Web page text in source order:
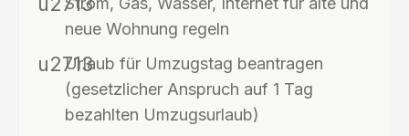
neue Wohnung regeln
Urlaub für Umzugstag beantragen
(gesetzlicher Anspruch auf 1 Tag
bezahlten Umzugsurlaub)